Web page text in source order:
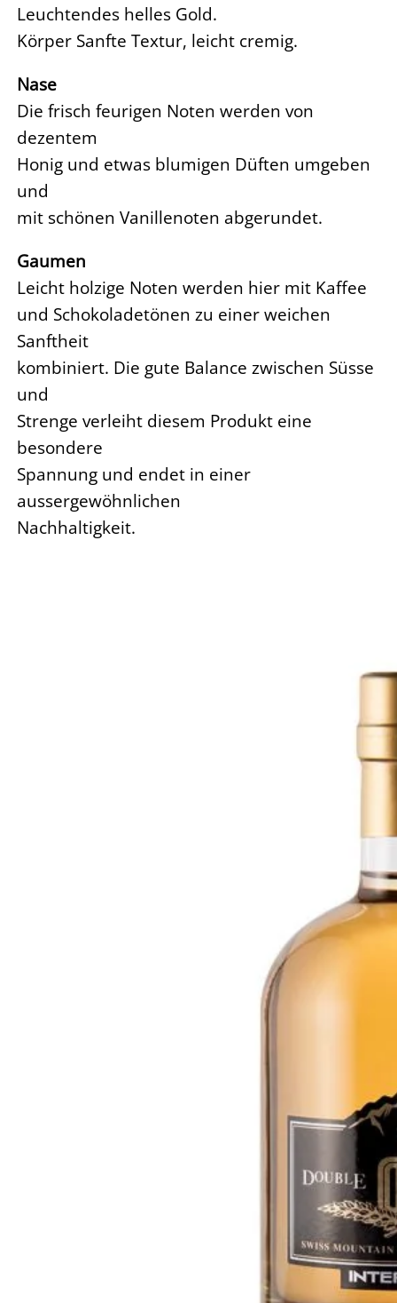
Leuchtendes helles Gold.
Körper Sanfte Textur, leicht cremig.
Nase
Die frisch feurigen Noten werden von
dezentem
Honig und etwas blumigen Düften umgeben
und
mit schönen Vanillenoten abgerundet.
Gaumen
Leicht holzige Noten werden hier mit Kaffee
und Schokoladetönen zu einer weichen
Sanftheit
kombiniert. Die gute Balance zwischen Süsse
und
Strenge verleiht diesem Produkt eine
besondere
Spannung und endet in einer
aussergewöhnlichen
Nachhaltigkeit.